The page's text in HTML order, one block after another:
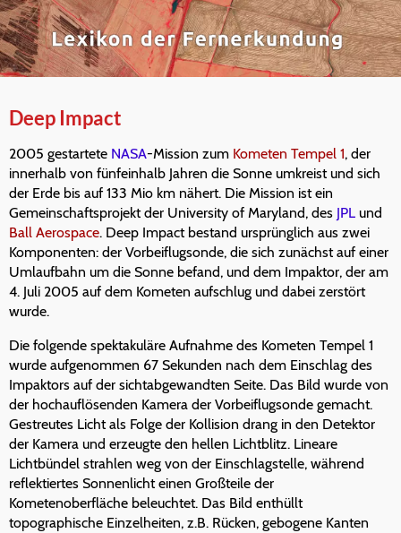
Deep Impact
2005 gestartete NASA-Mission zum Kometen Tempel 1, der
innerhalb von fünfeinhalb Jahren die Sonne umkreist und sich
der Erde bis auf 133 Mio km nähert. Die Mission ist ein
Gemeinschaftsprojekt der University of Maryland, des JPL und
Ball Aerospace. Deep Impact bestand ursprünglich aus zwei
Komponenten: der Vorbeiflugsonde, die sich zunächst auf einer
Umlaufbahn um die Sonne befand, und dem Impaktor, der am
4. Juli 2005 auf dem Kometen aufschlug und dabei zerstört
wurde.
Die folgende spektakuläre Aufnahme des Kometen Tempel 1
wurde aufgenommen 67 Sekunden nach dem Einschlag des
Impaktors auf der sichtabgewandten Seite. Das Bild wurde von
der hochauflösenden Kamera der Vorbeiflugsonde gemacht.
Gestreutes Licht als Folge der Kollision drang in den Detektor
der Kamera und erzeugte den hellen Lichtblitz. Lineare
Lichtbündel strahlen weg von der Einschlagstelle, während
reflektiertes Sonnenlicht einen Großteile der
Kometenoberfläche beleuchtet. Das Bild enthüllt
topographische Einzelheiten, z.B. Rücken, gebogene Kanten